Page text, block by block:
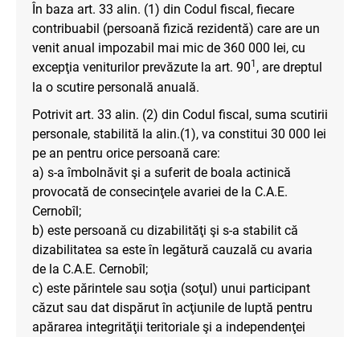
În baza art. 33 alin. (1) din Codul fiscal, fiecare
contribuabil (persoană fizică rezidentă) care are un
venit anual impozabil mai mic de 360 000 lei, cu
excepţia veniturilor prevăzute la art. 901 , are dreptul
la o scutire personală anuală.
Potrivit art. 33 alin. (2) din Codul fiscal, suma scutirii
personale, stabilită la alin.(1), va constitui 30 000 lei
pe an pentru orice persoană care:
a) s-a îmbolnăvit şi a suferit de boala actinică
provocată de consecinţele avariei de la C.A.E.
Cernobîl;
b) este persoană cu dizabilităţi şi s-a stabilit că
dizabilitatea sa este în legătură cauzală cu avaria
de la C.A.E. Cernobîl;
c) este părintele sau soţia (soţul) unui participant
căzut sau dat dispărut în acţiunile de luptă pentru
apărarea integrităţii teritoriale şi a independenţei